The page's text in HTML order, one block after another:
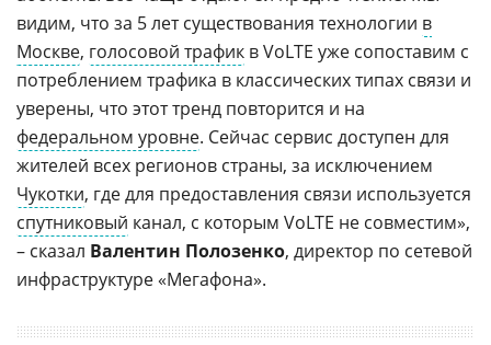
видим, что за 5 лет существования технологии в
Москве, голосовой трафик в VoLTE уже сопоставим с
потреблением трафика в классических типах связи и
уверены, что этот тренд повторится и на
федеральном уровне. Сейчас сервис доступен для
жителей всех регионов страны, за исключением
Чукотки, где для предоставления связи используется
спутниковый канал, с которым VoLTE не совместим»,
– сказал Валентин Полозенко, директор по сетевой
инфраструктуре «Мегафона».